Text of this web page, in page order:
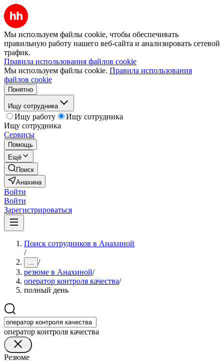
Мы используем файлы cookie, чтобы обеспечивать
правильную работу нашего веб-сайта и анализировать сетевой
трафик.
Правила использования файлов cookie
Мы используем файлы cookie. Правила использования
файлов cookie
Понятно
Ищу сотрудника
Ищу работу
Ищу сотрудника
Ищу сотрудника
Сервисы
Помощь
Ещё
Поиск
Анахина
Войти
Войти
Зарегистрироваться
Поиск сотрудников в Анахиной
/
... /
резюме в Анахиной/
оператор контроля качества/
полный день
оператор контроля качества
Резюме